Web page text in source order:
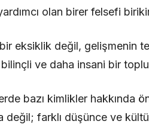
olan birer felsefi
eksiklik değil, gelişmenin
ve daha insani bir
bazı kimlikler hakkında
değil; farklı düşünce ve